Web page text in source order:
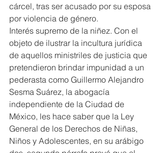
cárcel, tras ser acusado por su esposa
por violencia de género.
Interés supremo de la niñez. Con el
objeto de ilustrar la incultura jurídica
de aquellos ministriles de justicia que
pretendieron brindar impunidad a un
pederasta como Guillermo Alejandro
Sesma Suárez, la abogacía
independiente de la Ciudad de
México, les hace saber que la Ley
General de los Derechos de Niñas,
Niños y Adolescentes, en su arábigo